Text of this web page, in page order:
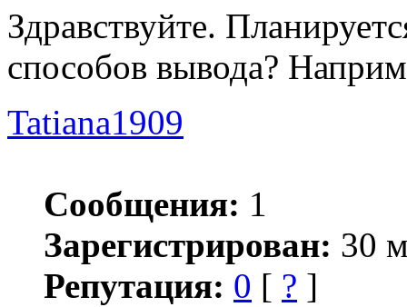
Здравствуйте.
способов вывода?
Tatiana1909
Сообщения: 1
Зарегистрирован: 30
Репутация: 0 [ ? ]